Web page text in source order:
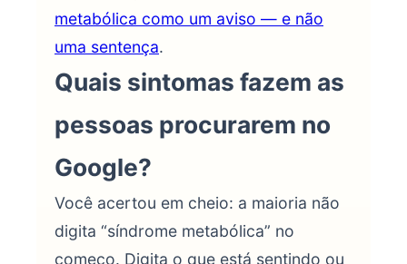
metabólica como um aviso — e não
uma sentença.
Quais sintomas fazem as
pessoas procurarem no
Google?
Você acertou em cheio: a maioria não
digita “síndrome metabólica” no
começo. Digita o que está sentindo ou